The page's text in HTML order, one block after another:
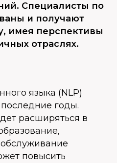
Специалисты по
и получают
имея перспективы
отраслях.
языка (NLP)
годы.
расширяться в
повысить